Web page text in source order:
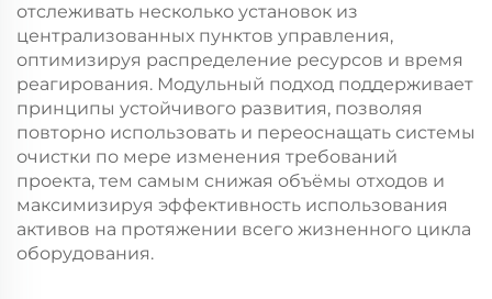
отслеживать несколько установок из
централизованных пунктов управления,
оптимизируя распределение ресурсов и время
реагирования. Модульный подход поддерживает
принципы устойчивого развития, позволяя
повторно использовать и переоснащать системы
очистки по мере изменения требований
проекта, тем самым снижая объёмы отходов и
максимизируя эффективность использования
активов на протяжении всего жизненного цикла
оборудования.